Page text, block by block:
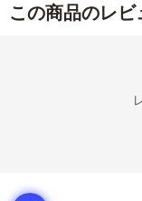
この商品のレビ